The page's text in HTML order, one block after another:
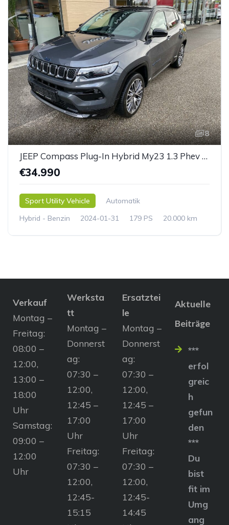
8
JEEP Compass Plug-In Hybrid My23 1.3 Phev At 4xe *AHK*
€34.990
Sport Utility Vehicle
Automatik
Hybrid - Benzin
2024-01-31 179 PS 20.000 km
Verkauf
Montag –
Freitag:
08:00 –
12:00,
13:00 –
18:00
Uhr
Samstag:
09:00 –
12:00
Uhr
Werksta
tt
Montag –
Donnerst
ag:
07:30 –
12:00,
12:45 –
17:00
Uhr
Freitag:
07:30 –
12:00,
12:45-
15:15
Ersatztei
le
Montag –
Donnerst
ag:
07:30 –
12:00,
12:45 –
17:00
Uhr
Freitag:
07:30 –
12:00,
12:45-
14:45
Aktuelle
Beiträge
***
erfol
greic
h
gefun
den
***
Du
bist
fit im
Umg
ang